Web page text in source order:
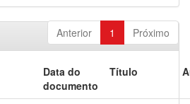
Anterior 1 Próximo
Data do
documento
Título